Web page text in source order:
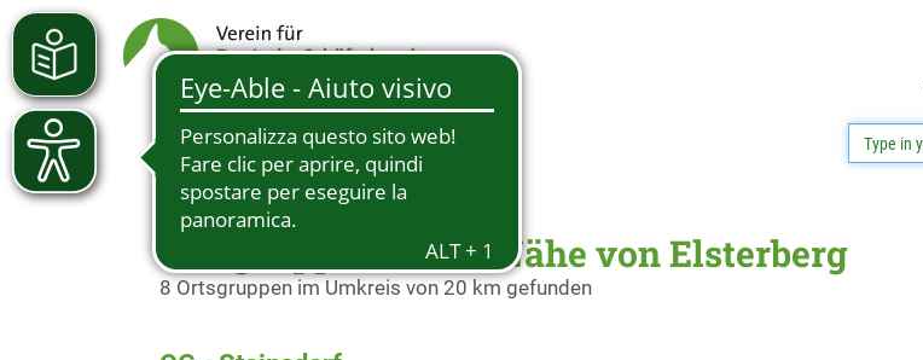
Ortsgruppen in der Nähe von Elsterberg
8 Ortsgruppen im Umkreis von 20 km gefunden